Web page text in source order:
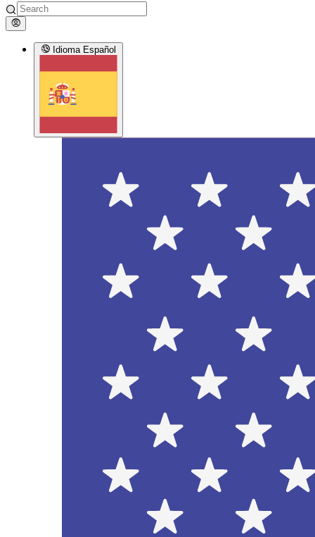
Idioma Español